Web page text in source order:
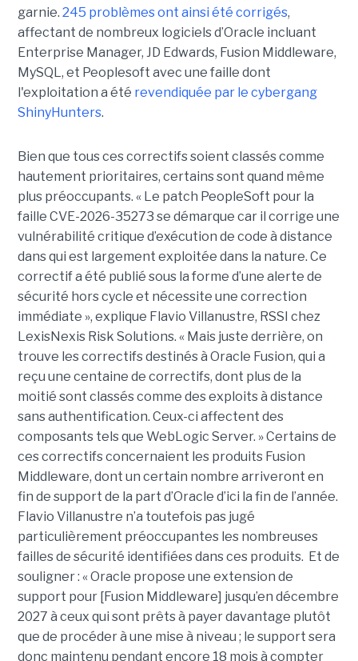
garnie. 245 problèmes ont ainsi été corrigés,
affectant de nombreux logiciels d’Oracle incluant
Enterprise Manager, JD Edwards, Fusion Middleware,
MySQL, et Peoplesoft avec une faille dont
l'exploitation a été revendiquée par le cybergang
ShinyHunters.
Bien que tous ces correctifs soient classés comme
hautement prioritaires, certains sont quand même
plus préoccupants. « Le patch PeopleSoft pour la
faille CVE-2026-35273 se démarque car il corrige une
vulnérabilité critique d’exécution de code à distance
dans qui est largement exploitée dans la nature. Ce
correctif a été publié sous la forme d’une alerte de
sécurité hors cycle et nécessite une correction
immédiate », explique Flavio Villanustre, RSSI chez
LexisNexis Risk Solutions. « Mais juste derrière, on
trouve les correctifs destinés à Oracle Fusion, qui a
reçu une centaine de correctifs, dont plus de la
moitié sont classés comme des exploits à distance
sans authentification. Ceux-ci affectent des
composants tels que WebLogic Server. » Certains de
ces correctifs concernaient les produits Fusion
Middleware, dont un certain nombre arriveront en
fin de support de la part d’Oracle d’ici la fin de l’année.
Flavio Villanustre n’a toutefois pas jugé
particulièrement préoccupantes les nombreuses
failles de sécurité identifiées dans ces produits. Et de
souligner : « Oracle propose une extension de
support pour [Fusion Middleware] jusqu’en décembre
2027 à ceux qui sont prêts à payer davantage plutôt
que de procéder à une mise à niveau ; le support sera
donc maintenu pendant encore 18 mois à compter